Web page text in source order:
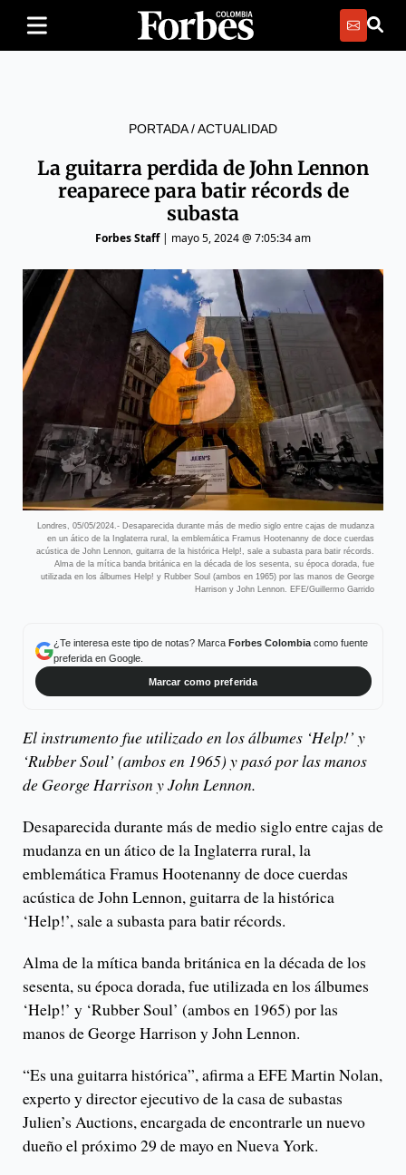
PORTADA/ACTUALIDAD
La guitarra perdida de John Lennon
reaparece para batir récords de
subasta
Forbes Staff| mayo 5, 2024 @ 7:05:34 am
Londres, 05/05/2024.- Desaparecida durante más de medio siglo entre cajas de mudanza
en un ático de la Inglaterra rural, la emblemática Framus Hootenanny de doce cuerdas
acústica de John Lennon, guitarra de la histórica Help!, sale a subasta para batir récords.
Alma de la mítica banda británica en la década de los sesenta, su época dorada, fue
utilizada en los álbumes Help! y Rubber Soul (ambos en 1965) por las manos de George
Harrison y John Lennon. EFE/Guillermo Garrido
¿Te interesa este tipo de notas? Marca Forbes Colombiacomo fuente
preferida en Google.
Marcar como preferida
El instrumento fue utilizado en los álbumes ‘Help!’ y
‘Rubber Soul’ (ambos en 1965) y pasó por las manos
de George Harrison y John Lennon.
Desaparecida durante más de medio siglo entre cajas de
mudanza en un ático de la Inglaterra rural, la
emblemática Framus Hootenanny de doce cuerdas
acústica de John Lennon, guitarra de la histórica
‘Help!’, sale a subasta para batir récords.
Alma de la mítica banda británica en la década de los
sesenta, su época dorada, fue utilizada en los álbumes
‘Help!’ y ‘Rubber Soul’ (ambos en 1965) por las
manos de George Harrison y John Lennon.
“Es una guitarra histórica”, afirma a EFE Martin Nolan,
experto y director ejecutivo de la casa de subastas
Julien’s Auctions, encargada de encontrarle un nuevo
dueño el próximo 29 de mayo en Nueva York.